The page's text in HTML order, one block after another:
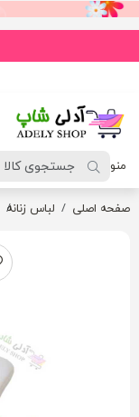
منو
صفحه اصلی لباس زنانه